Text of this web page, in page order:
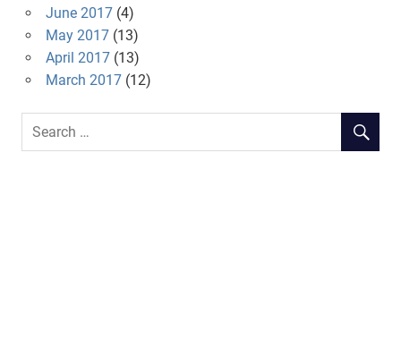
June 2017(4)
May 2017(13)
April 2017(13)
March 2017(12)